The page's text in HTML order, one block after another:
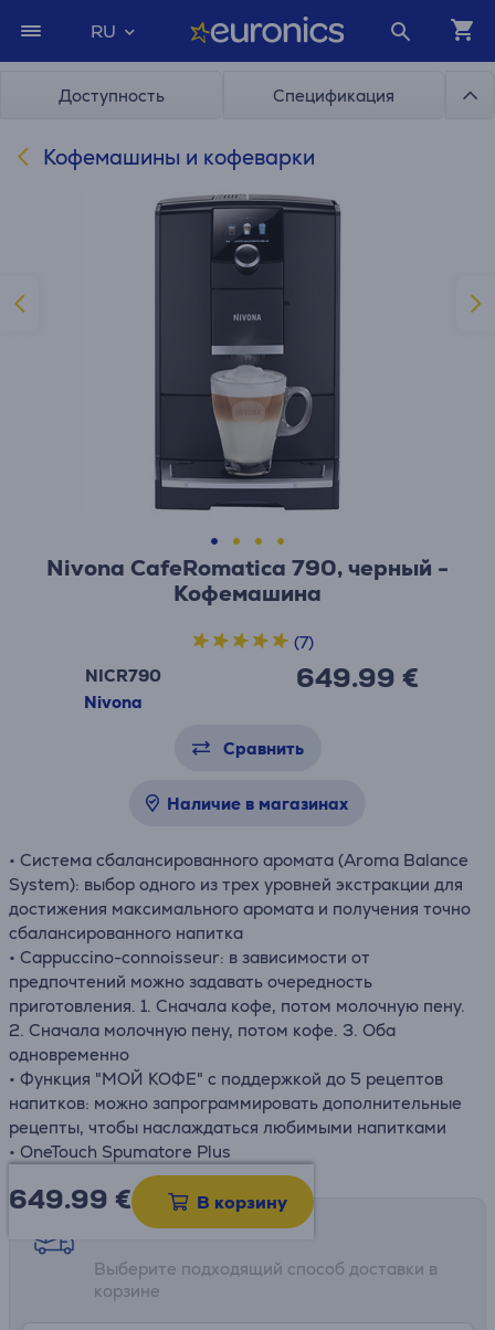
RU
Доступность Спецификация
Кофемашины и кофеварки
Nivona CafeRomatica 790, черный -
Кофемашина
NICR790
Nivona
649.99 €
(7)
Сравнить
Наличие в магазинах
• Система сбалансированного аромата (Aroma Balance
System): выбор одного из трех уровней экстракции для
достижения максимального аромата и получения точно
сбалансированного напитка
• Cappuccino-connoisseur: в зависимости от
предпочтений можно задавать очередность
приготовления. 1. Сначала кофе, потом молочную пену.
2. Сначала молочную пену, потом кофе. 3. Оба
одновременно
• Функция "МОЙ КОФЕ" с поддержкой до 5 рецептов
напитков: можно запрограммировать дополнительные
рецепты, чтобы наслаждаться любимыми напитками
• OneTouch Spumatore Plus
649.99 € В корзину
Возможности доставки
Выберите подходящий способ доставки в
корзине